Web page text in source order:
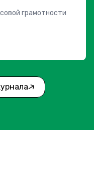
грамотности